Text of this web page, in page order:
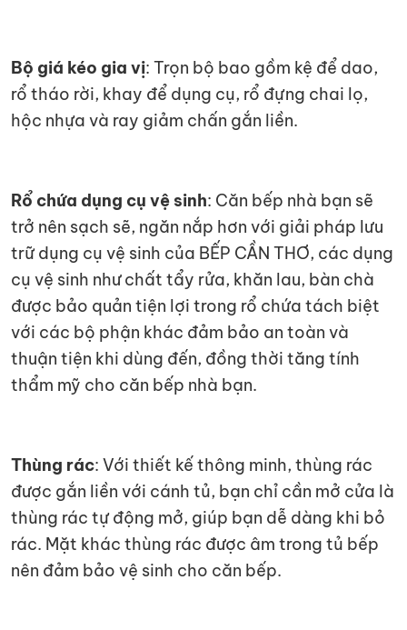
Bộ giá kéo gia vị: Trọn bộ bao gồm kệ để dao,
rổ tháo rời, khay để dụng cụ, rổ đựng chai lọ,
hộc nhựa và ray giảm chấn gắn liền.
Rổ chứa dụng cụ vệ sinh: Căn bếp nhà bạn sẽ
trở nên sạch sẽ, ngăn nắp hơn với giải pháp lưu
trữ dụng cụ vệ sinh của BẾP CẦN THƠ, các dụng
cụ vệ sinh như chất tẩy rửa, khăn lau, bàn chà
được bảo quản tiện lợi trong rổ chứa tách biệt
với các bộ phận khác đảm bảo an toàn và
thuận tiện khi dùng đến, đồng thời tăng tính
thẩm mỹ cho căn bếp nhà bạn.
Thùng rác: Với thiết kế thông minh, thùng rác
được gắn liền với cánh tủ, bạn chỉ cần mở cửa là
thùng rác tự động mở, giúp bạn dễ dàng khi bỏ
rác. Mặt khác thùng rác được âm trong tủ bếp
nên đảm bảo vệ sinh cho căn bếp.